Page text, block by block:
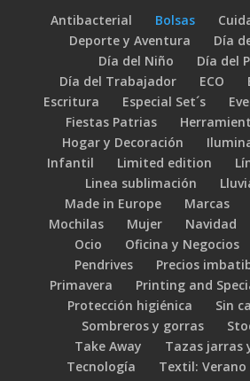
Antibacterial Bolsas
Deporte y Aventura
Día
Día del Niño
Día del
Día del Trabajador
ECO
Escritura
Especial Set´s
Fiestas Patrias
Hogar y Decoración
Infantil
Limited edition
Linea sublimación
Made in Europe
Marcas
Mochilas
Mujer Navidad
Ocio
Oficina y Negocios
Pendrives
Precios
Primavera
Printing and
Protección higiénica
Sin
Sombreros y gorras
Take Away
Tazas jarras
Tecnología
Textil: Verano